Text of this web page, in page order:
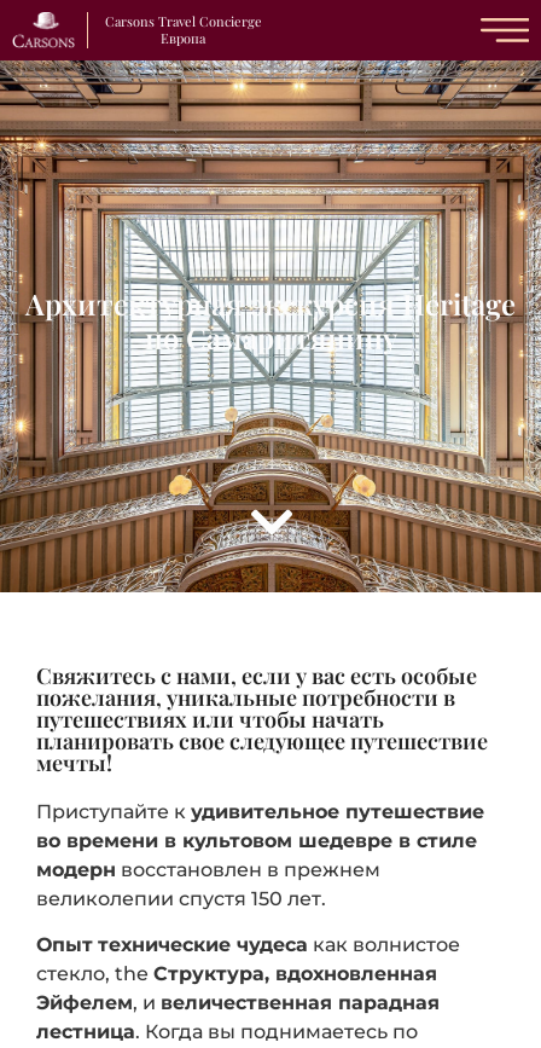
Carsons Travel Concierge
Европа
Архитектурная экскурсия Héritage
по Самаритянину
Свяжитесь с нами, если у вас есть особые
пожелания, уникальные потребности в
путешествиях или чтобы начать
планировать свое следующее путешествие
мечты!
Приступайте к удивительное путешествие
во времени в культовом шедевре в стиле
модерн восстановлен в прежнем
великолепии спустя 150 лет.
Опыт технические чудеса как волнистое
стекло, the Структура, вдохновленная
Эйфелем, и величественная парадная
лестница. Когда вы поднимаетесь по